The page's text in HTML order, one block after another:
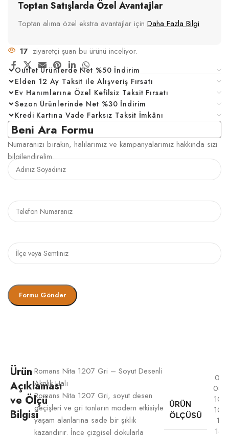
Toptan Satışlarda Özel Avantajlar
Toptan alıma özel ekstra avantajlar için Daha Fazla Bilgi
17 ziyaretçi şuan bu ürünü inceliyor.
Outlet Ürünlerde Net %50 İndirim
Elden 12 Ay Taksit ile Alışveriş Fırsatı
Ev Hanımlarına Özel Kefilsiz Taksit Fırsatı
Sezon Ürünlerinde Net %30 İndirim
Kredi Kartına Vade Farksız Taksit İmkânı
Beni Ara Formu
Numaranızı bırakın, halılarımız ve kampanyalarımız hakkında sizi
bilgilendirelim.
Ürün
Açıklaması
ve Ölçü
Bilgisi
Romans Nita 1207 Gri – Soyut Desenli
Akrilik Halı
Romans Nita 1207 Gri, soyut desen
geçişleri ve gri tonların modern etkisiyle
yaşam alanlarına sade bir şıklık
kazandırır. İnce çizgisel dokularla
ÜRÜN
ÖLÇÜSÜ